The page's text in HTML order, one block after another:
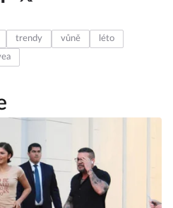
trendy vůně
léto